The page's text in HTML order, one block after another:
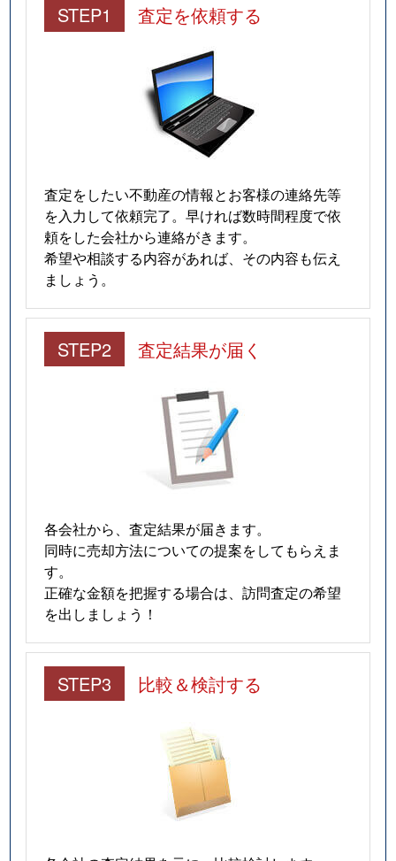
STEP1 査定を依頼する
査定をしたい不動産の情報とお客様の連絡先等
を入力して依頼完了。早ければ数時間程度で依
頼をした会社から連絡がきます。
希望や相談する内容があれば、その内容も伝え
ましょう。
STEP2 査定結果が届く
各会社から、査定結果が届きます。
同時に売却方法についての提案をしてもらえま
す。
正確な金額を把握する場合は、訪問査定の希望
を出しましょう！
STEP3 比較＆検討する